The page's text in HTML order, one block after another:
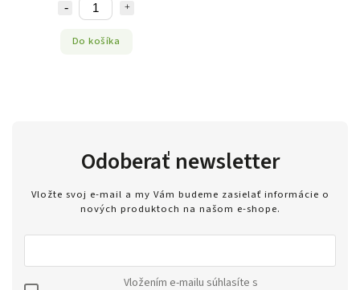
Do košíka
Odoberať newsletter
Vložte svoj e-mail a my Vám budeme zasielať informácie o
nových produktoch na našom e-shope.